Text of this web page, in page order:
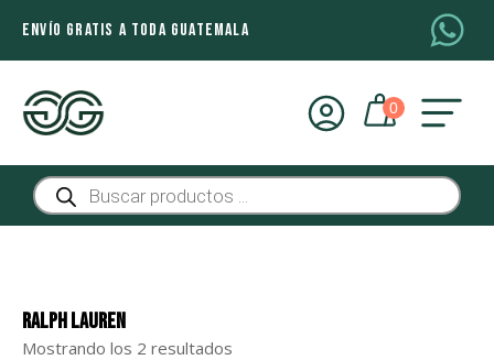
ENVÍO GRATIS A TODA GUATEMALA
Búsqueda
de
productos
Ralph Lauren
Mostrando los 2 resultados